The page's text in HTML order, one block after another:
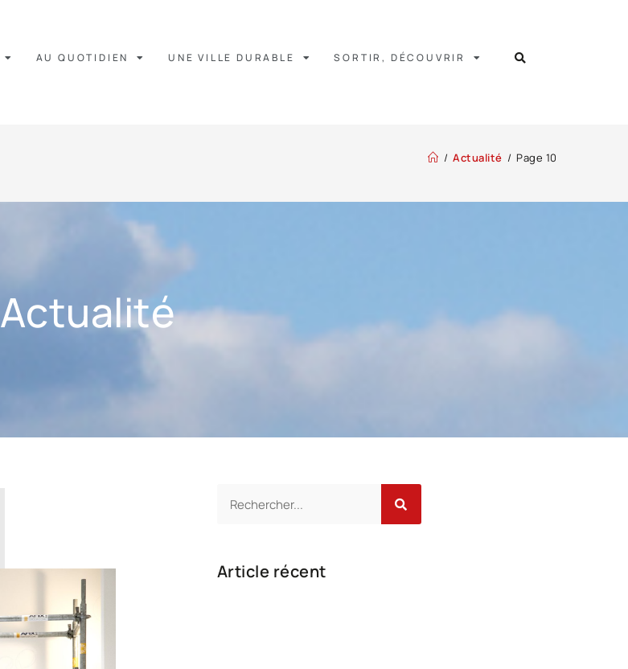
AU QUOTIDIEN UNE VILLE DURABLE SORTIR, DÉCOUVRIR
/ Actualité / Page 10
Actualité
Article récent